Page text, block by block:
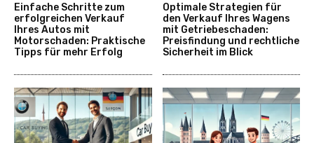
Einfache Schritte zum
erfolgreichen Verkauf
Ihres Autos mit
Motorschaden: Praktische
Tipps für mehr Erfolg
Optimale Strategien für
den Verkauf Ihres Wagens
mit Getriebeschaden:
Preisfindung und rechtliche
Sicherheit im Blick